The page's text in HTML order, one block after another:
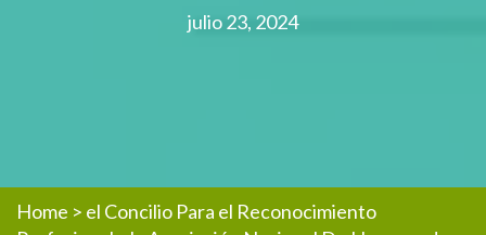
julio 23, 2024
Home > el Concilio Para el Reconocimiento